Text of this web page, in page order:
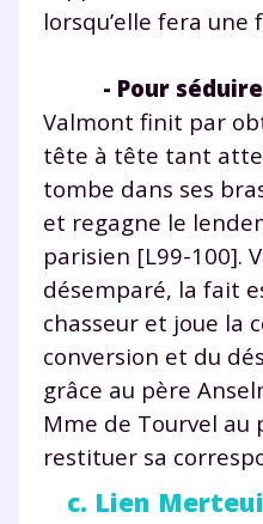
lorsqu’elle fera une
- Pour séduire
Valmont finit par
tête à tête tant
tombe dans ses
et regagne le
parisien [L99-100].
désemparé, la fait
chasseur et joue la
conversion et du
grâce au père
Mme de Tourvel
restituer sa
c. Lien
pendant
plateforme
scolaire !
Fiches de
corrigés
Unespace
suivre les
Tout le
la Terminale
Des profs
à la demande
vidéo